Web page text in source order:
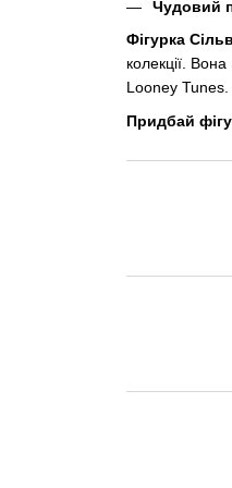
Чудовий
Фігурка
колекції.
Looney Tunes.
Придбай